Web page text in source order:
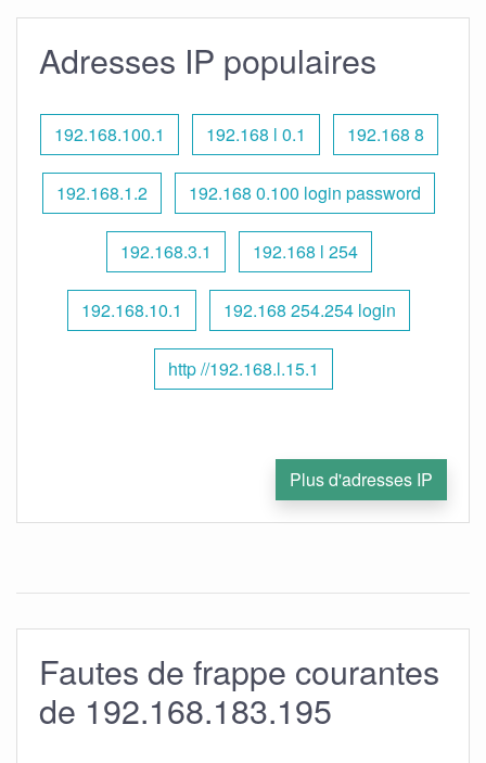
Adresses IP populaires
192.168.100.1 192.168 l 0.1 192.168 8
192.168.1.2 192.168 0.100 login password
192.168.3.1 192.168 l 254
192.168.10.1 192.168 254.254 login
http //192.168.l.15.1
Plus d'adresses IP
Fautes de frappe courantes
de 192.168.183.195